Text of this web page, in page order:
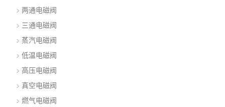
两通电磁阀
三通电磁阀
蒸汽电磁阀
低温电磁阀
高压电磁阀
真空电磁阀
燃气电磁阀